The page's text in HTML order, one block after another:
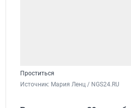
Проститься
Источник: Мария Ленц / NGS24.RU